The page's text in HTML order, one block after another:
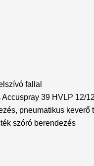
fallal
39 HVLP 12/
pneumatikus
szóró berendezés